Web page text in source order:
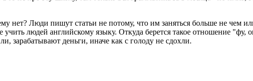
нет? Люди пишут статьи не потому, что им заняться больше не чем
людей английскому языку. Откуда берется такое отношение "фу,
зарабатывают деньги, иначе как с голоду не сдохли.